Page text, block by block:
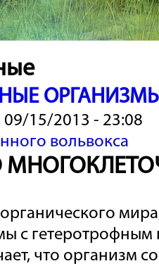
09/15/2013 - 23:08
с
что орга­низм